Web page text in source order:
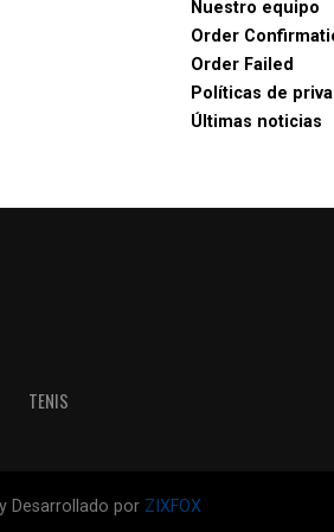
Nuestro equipo
Order
Order Failed
Políticas de
Últimas noticias
TENIS
Desarrollado por ZIXFOX